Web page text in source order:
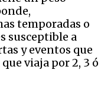
temporadas o
susceptible a
y eventos que
viaja por 2, 3 ó